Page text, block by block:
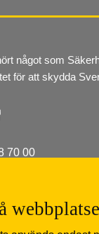
något som
för att skydda
70 00